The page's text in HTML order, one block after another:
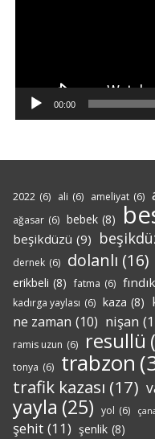
00:00
2022 (6) ali (6) ameliyat (6)
ağasar (6) bebek (8)
beşikdüzü (9)
dernek (6) dolanlı (16)
erikbeli (8) fatma (6) fındık
kadırga yaylası (6) kaza (8)
ne zaman (10) nişan
ramis uzun (6) resullü
tonya (6) trabzon
trafik kazası (17)
yayla (25) yol (6)
şehit (11) şenlik (8)